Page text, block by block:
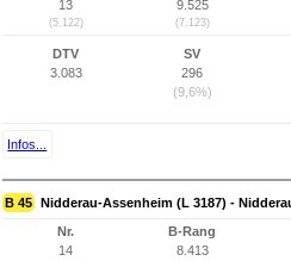
13
(5.122)
9.525
(7.123)
DTV
3.083
SV
296
(9,6%)
Infos...
B 45 Nidderau-Assenheim (L 3187) -
Nr.
14
B-Rang
8.413